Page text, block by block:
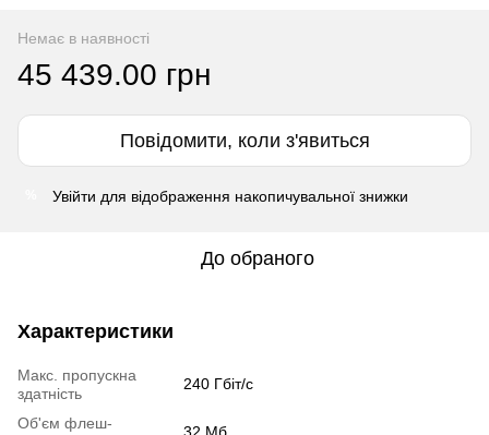
Немає в наявності
45 439.00 грн
Повідомити, коли з'явиться
Увійти для відображення накопичувальної знижки
До обраного
Характеристики
Макс. пропускна
здатність
240 Гбіт/с
Об'єм флеш-
32 Мб